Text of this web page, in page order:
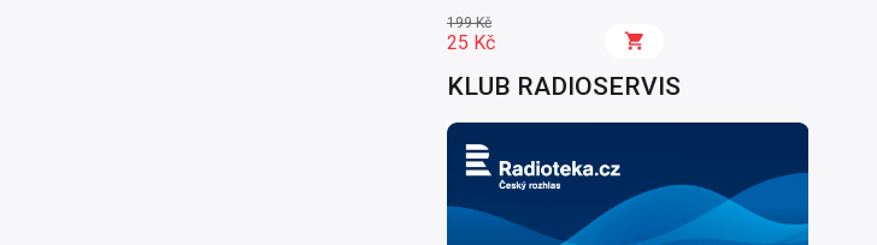
199 Kč
25 Kč
KLUB RADIOSERVIS